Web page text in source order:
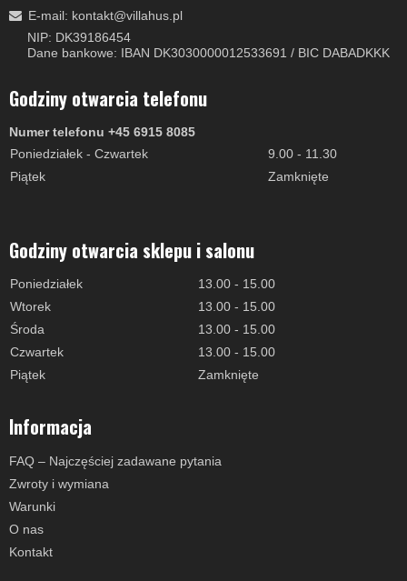
E-mail: kontakt@villahus.pl
NIP: DK39186454
Dane bankowe: IBAN DK3030000012533691 / BIC DABADKKK
Godziny otwarcia telefonu
Numer telefonu +45 6915 8085
Poniedziałek - Czwartek
9.00 - 11.30
Piątek
Zamknięte
Godziny otwarcia sklepu i salonu
Poniedziałek
13.00 - 15.00
Wtorek
13.00 - 15.00
Środa
13.00 - 15.00
Czwartek
13.00 - 15.00
Piątek
Zamknięte
Informacja
FAQ – Najczęściej zadawane pytania
Zwroty i wymiana
Warunki
O nas
Kontakt